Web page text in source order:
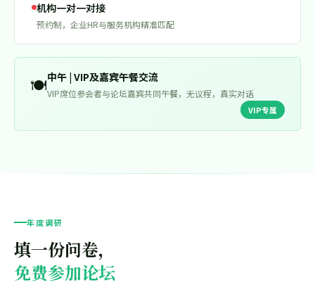
机构一对一对接
预约制，企业HR与服务机构精准匹配
🍽️中午 | VIP及嘉宾午餐交流
VIP席位参会者与论坛嘉宾共同午餐，无议程，真实对话
VIP专属
年度调研
填一份问卷，
免费参加论坛